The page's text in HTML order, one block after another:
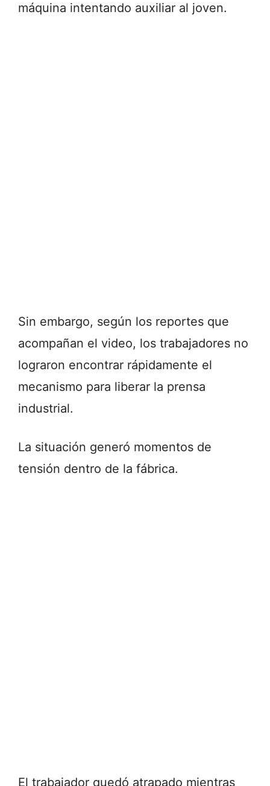
máquina intentando auxiliar al joven.
Sin embargo, según los reportes que
acompañan el video, los trabajadores no
lograron encontrar rápidamente el
mecanismo para liberar la prensa
industrial.
La situación generó momentos de
tensión dentro de la fábrica.
El trabajador quedó atrapado mientras